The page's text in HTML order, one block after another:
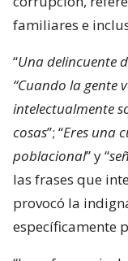
familiares e
“Una delincuente
“Cuando la gente
intelectualmente
cosas”; “Eres una
poblacional” y “
las frases que
provocó la
específicamente